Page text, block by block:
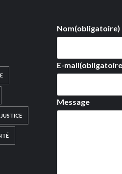
JUSTICE
Nom(obligatoire)
E-mail
Message